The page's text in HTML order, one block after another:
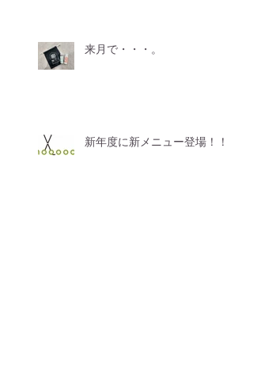
来月で・・・。
新年度に新メニュー登場！！